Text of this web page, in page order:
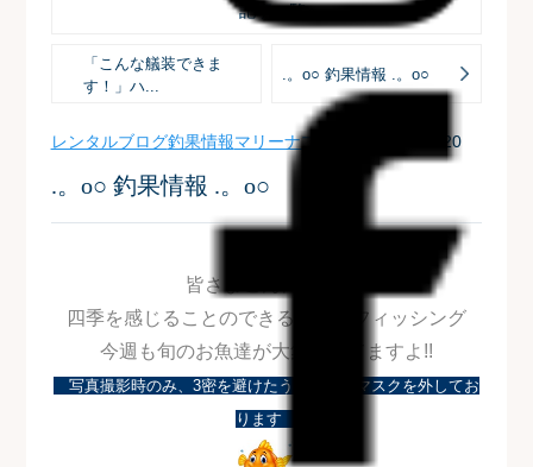
記事一覧へ
「こんな艤装できま
す！」ハ...
.。o○ 釣果情報 .。o○
レンタルブログ釣果情報マリーナブログ | 2021-11-20
.。o○ 釣果情報 .。o○
皆さまこんにちは!!
四季を感じることのできるボートフィッシング
今週も旬のお魚達が大集合してますよ!!
写真撮影時のみ、3密を避けたうえで一部 マスクを外してお
り ます